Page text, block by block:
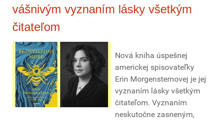
vášnivým vyznaním lásky všetkým
čitateľom
Nová kniha úspešnej
americkej spisovateľky
Erin Morgensternovej je jej
vyznaním lásky všetkým
čitateľom. Vyznaním
neskutočne zasneným,